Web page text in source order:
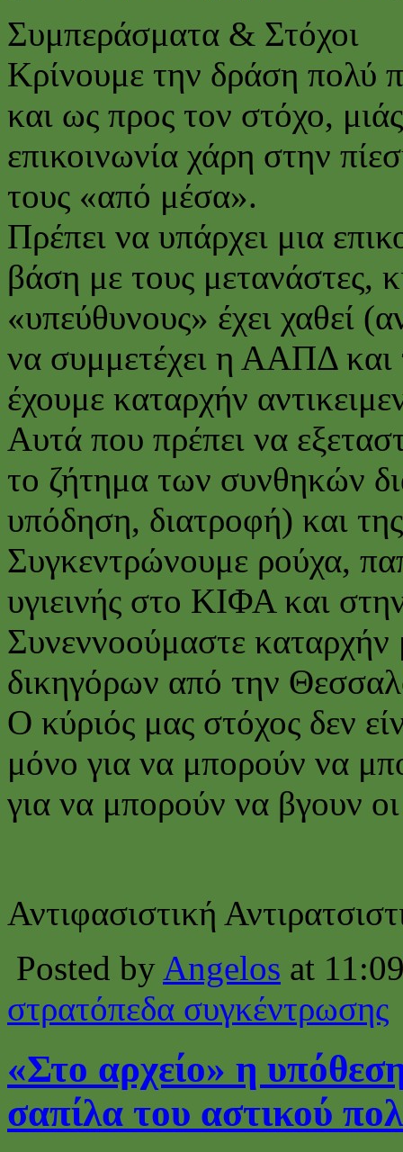
Συμπεράσματα & Στόχοι
Κρίνουμε την δράση πολύ
και ως προς τον στόχο,
επικοινωνία χάρη στην
τους «από μέσα».
Πρέπει να υπάρχει μια
βάση με τους μετανάστες,
«υπεύθυνους» έχει χαθεί
να συμμετέχει η ΑΑΠΔ
έχουμε καταρχήν
Αυτά που πρέπει να
το ζήτημα των συνθηκών
υπόδηση, διατροφή) και
Συγκεντρώνουμε ρούχα,
υγιεινής στο ΚΙΦΑ και
Συνεννοούμαστε
δικηγόρων από την
Ο κύριός μας στόχος δεν
μόνο για να μπορούν να
για να μπορούν να βγουν
Αντιφασιστική
Posted by Angelos at
στρατόπεδα συγκέντρωσης
«Στο αρχείο» η
σαπίλα του αστικού